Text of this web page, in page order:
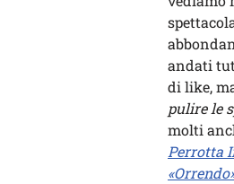
andati
di like,
pulire le
molti
Perrotta